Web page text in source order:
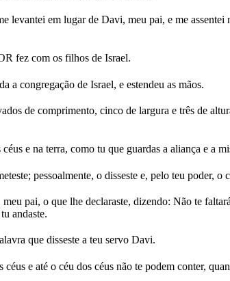
levantei em lugar de Davi, meu pai, e me
fez com os filhos de Israel.
a congregação de Israel, e estendeu as mãos.
de comprimento, cinco de largura e três de
e na terra, como tu que guardas a aliança e a
pessoalmente, o disseste e, pelo teu poder, o
pai, o que lhe declaraste, dizendo: Não te
andaste.
que disseste a teu servo Davi.
e até o céu dos céus não te podem conter,